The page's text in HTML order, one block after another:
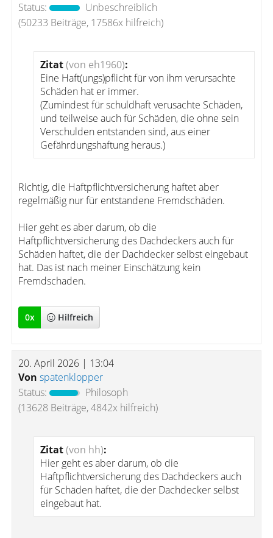
Status:
Unbeschreiblich
(50233 Beiträge, 17586x hilfreich)
Zitat(von eh1960):
Eine Haft(ungs)pflicht für von ihm verursachte
Schäden hat er immer.
(Zumindest für schuldhaft verusachte Schäden,
und teilweise auch für Schäden, die ohne sein
Verschulden entstanden sind, aus einer
Gefährdungshaftung heraus.)
Richtig, die Haftpflichtversicherung haftet aber
regelmäßig nur für entstandene Fremdschäden.
Hier geht es aber darum, ob die
Haftpflichtversicherung des Dachdeckers auch für
Schäden haftet, die der Dachdecker selbst eingebaut
hat. Das ist nach meiner Einschätzung kein
Fremdschaden.
0x Hilfreich
20. April 2026 | 13:04
Von spatenklopper
Status:
Philosoph
(13628 Beiträge, 4842x hilfreich)
Zitat(von hh):
Hier geht es aber darum, ob die
Haftpflichtversicherung des Dachdeckers auch
für Schäden haftet, die der Dachdecker selbst
eingebaut hat.